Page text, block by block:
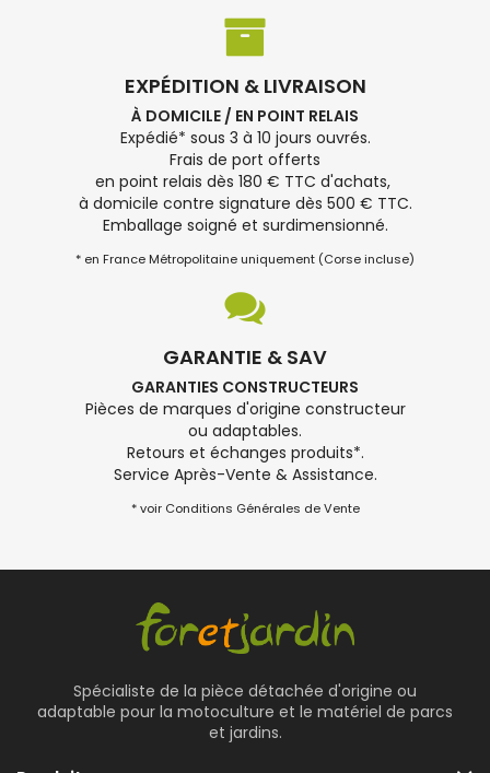
EXPÉDITION & LIVRAISON
À DOMICILE / EN POINT RELAIS
Expédié* sous 3 à 10 jours ouvrés.
Frais de port offerts
en point relais dès 180 € TTC d'achats,
à domicile contre signature dès 500 € TTC.
Emballage soigné et surdimensionné.
* en France Métropolitaine uniquement (Corse incluse)
GARANTIE & SAV
GARANTIES CONSTRUCTEURS
Pièces de marques d'origine constructeur
ou adaptables.
Retours et échanges produits*.
Service Après-Vente & Assistance.
* voir Conditions Générales de Vente
Spécialiste de la pièce détachée d'origine ou
adaptable pour la motoculture et le matériel de parcs
et jardins.